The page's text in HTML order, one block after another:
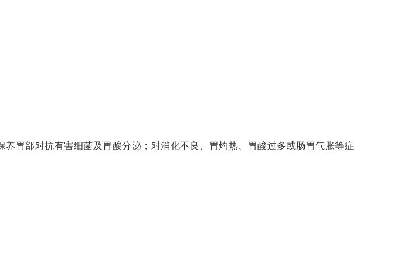
胃部对抗有害细菌及胃酸分泌；对消化不良、胃灼热、胃酸过多或肠胃气胀等症